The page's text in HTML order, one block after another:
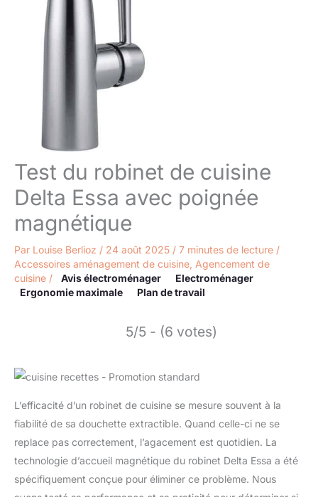
Test du robinet de cuisine
Delta Essa avec poignée
magnétique
Par Louise Berlioz / 24 août 2025 / 7 minutes de lecture /
Accessoires aménagement de cuisine Agencement de
cuisine / Avis électroménager
Electroménager
Ergonomie maximale
Plan de travail
5/5 - (6 votes)
L’efficacité d’un robinet de cuisine se mesure souvent à la
fiabilité de sa douchette extractible. Quand celle-ci ne se
replace pas correctement, l’agacement est quotidien. La
technologie d’accueil magnétique du robinet Delta Essa a été
spécifiquement conçue pour éliminer ce problème. Nous